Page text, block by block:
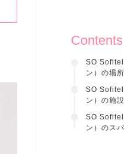
Contents
SO Sofitel
ン）の場所
SO Sofitel
ン）の施設
SO Sofitel
ン）のスパ